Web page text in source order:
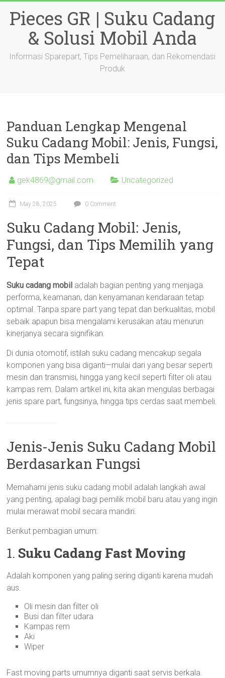
content
Pieces GR | Suku Cadang
& Solusi Mobil Anda
Informasi Sparepart, Tips Pemeliharaan, dan Rekomendasi
Produk
Panduan Lengkap Mengenal
Suku Cadang Mobil: Jenis, Fungsi,
dan Tips Membeli
gek4869@gmail.com Uncategorized
May 28, 2025 0 Comment
Suku Cadang Mobil: Jenis,
Fungsi, dan Tips Memilih yang
Tepat
Suku cadang mobil adalah bagian penting yang menjaga
performa, keamanan, dan kenyamanan kendaraan tetap
optimal. Tanpa spare part yang tepat dan berkualitas, mobil
sebaik apapun bisa mengalami kerusakan atau menurun
kinerjanya secara signifikan.
Di dunia otomotif, istilah suku cadang mencakup segala
komponen yang bisa diganti—mulai dari yang besar seperti
mesin dan transmisi, hingga yang kecil seperti filter oli atau
kampas rem. Dalam artikel ini, kita akan mengulas berbagai
jenis spare part, fungsinya, hingga tips cerdas saat membeli.
Jenis-Jenis Suku Cadang Mobil
Berdasarkan Fungsi
Memahami jenis suku cadang mobil adalah langkah awal
yang penting, apalagi bagi pemilik mobil baru atau yang ingin
mulai merawat mobil secara mandiri.
Berikut pembagian umum:
1. Suku Cadang Fast Moving
Adalah komponen yang paling sering diganti karena mudah
aus.
Oli mesin dan filter oli
Busi dan filter udara
Kampas rem
Aki
Wiper
Fast moving parts umumnya diganti saat servis berkala.